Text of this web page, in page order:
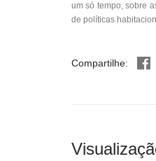
um só tempo, sobre
de políticas
Compartilhe: